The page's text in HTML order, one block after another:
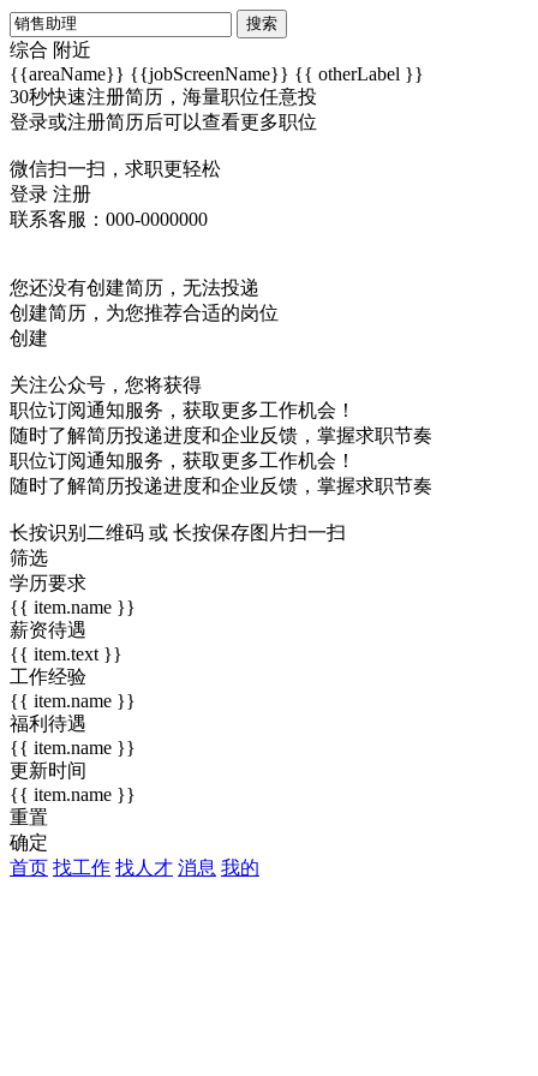
搜索
综合 附近
{{areaName}} {{jobScreenName}} {{ otherLabel }}
30秒快速注册简历，海量职位任意投
登录或注册简历后可以查看更多职位
微信扫一扫，求职更轻松
登录 注册
联系客服：000-0000000
您还没有创建简历，无法投递
创建简历，为您推荐合适的岗位
创建
关注公众号，您将获得
职位订阅通知服务，获取更多工作机会！
随时了解简历投递进度和企业反馈，掌握求职节奏
职位订阅通知服务，获取更多工作机会！
随时了解简历投递进度和企业反馈，掌握求职节奏
长按识别二维码 或 长按保存图片扫一扫
筛选
学历要求
{{ item.name }}
薪资待遇
{{ item.text }}
工作经验
{{ item.name }}
福利待遇
{{ item.name }}
更新时间
{{ item.name }}
重置
确定
首页 找工作 找人才 消息 我的